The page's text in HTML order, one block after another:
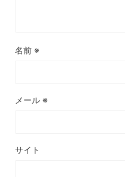
名前 ※
メール ※
サイト